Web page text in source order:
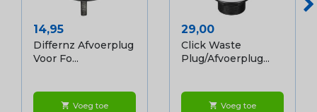
Prijs
14,95
Differnz Afvoerplug
Voor Fo...
shopping_cart Voeg toe
Prijs
29,00
Click Waste
Plug/afvoerplug...
shopping_cart Voeg toe